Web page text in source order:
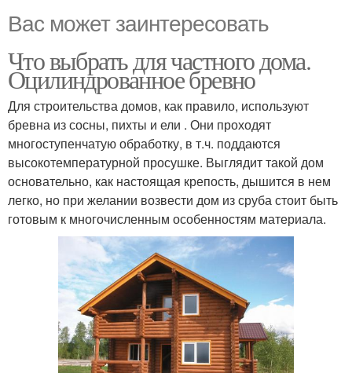
Вас может заинтересовать
Что выбрать для частного дома.
Оцилиндрованное бревно
Для строительства домов, как правило, используют
бревна из сосны, пихты и ели . Они проходят
многоступенчатую обработку, в т.ч. поддаются
высокотемпературной просушке. Выглядит такой дом
основательно, как настоящая крепость, дышится в нем
легко, но при желании возвести дом из сруба стоит быть
готовым к многочисленным особенностям материала.